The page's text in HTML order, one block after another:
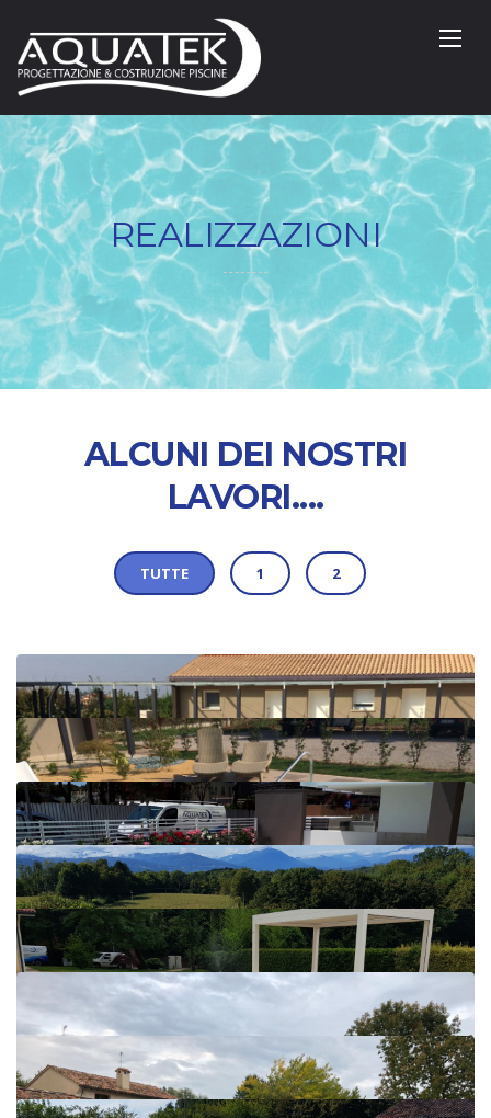
REALIZZAZIONI
ALCUNI DEI NOSTRI
LAVORI....
TUTTE 1 2